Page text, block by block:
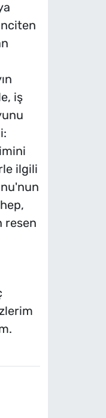
iş
ilgili
resen